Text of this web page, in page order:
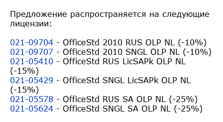
Предложение распространяется на следующие
лицензии:
021-09704 - OfficeStd 2010 RUS OLP NL (-10%)
021-09707 - OfficeStd 2010 SNGL OLP NL (-10%)
021-05410 - OfficeStd RUS LicSAPk OLP NL
(-15%)
021-05429 - OfficeStd SNGL LicSAPk OLP NL
(-15%)
021-05578 - OfficeStd RUS SA OLP NL (-25%)
021-05624 - OfficeStd SNGL SA OLP NL (-25%)